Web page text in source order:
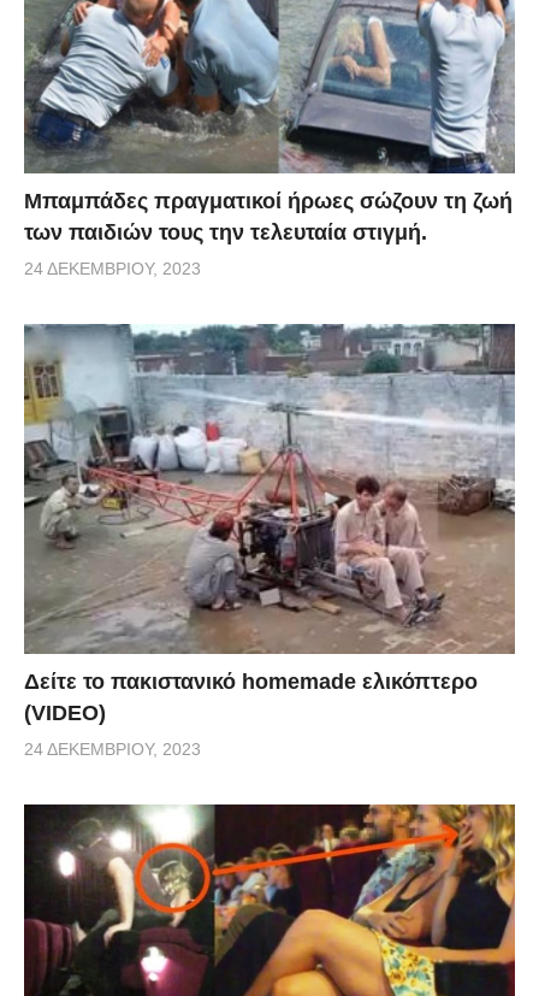
Μπαμπάδες πραγματικοί ήρωες σώζουν τη ζωή
των παιδιών τους την τελευταία στιγμή.
24 ΔΕΚΕΜΒΡΊΟΥ, 2023
Δείτε το πακιστανικό homemade ελικόπτερο
(VIDEO)
24 ΔΕΚΕΜΒΡΊΟΥ, 2023